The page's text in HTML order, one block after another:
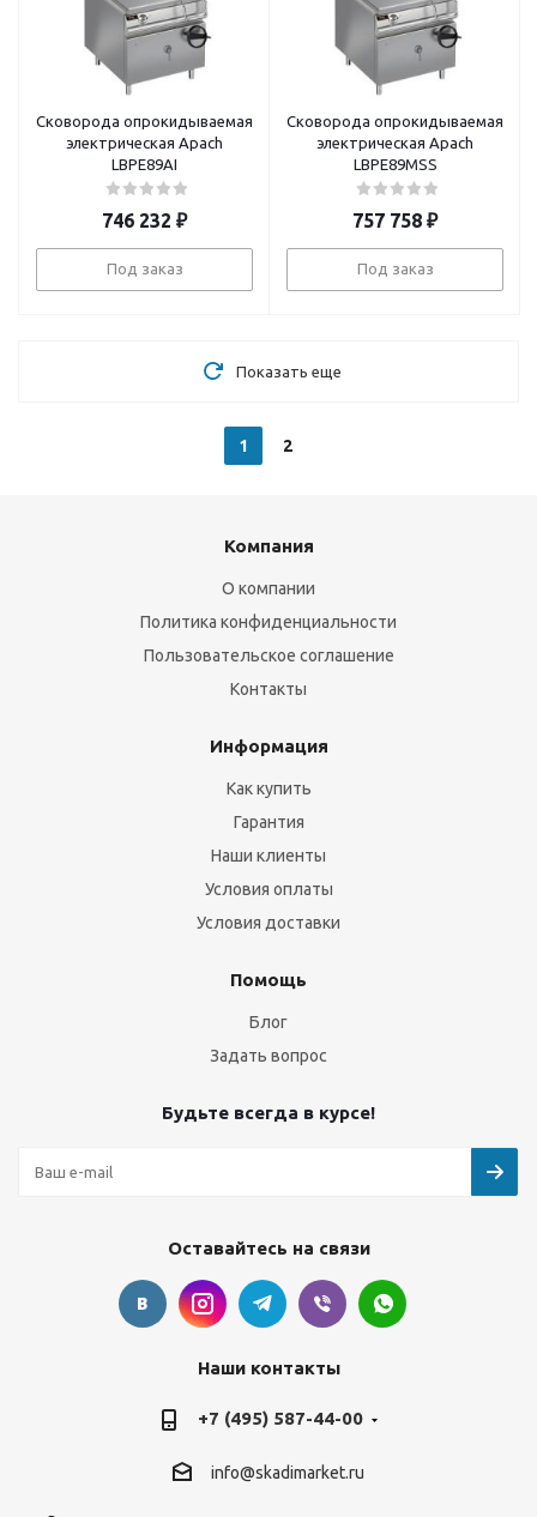
Сковорода опрокидываемая
электрическая Apach
LBPE89AI
746 232 ₽
Под заказ
Сковорода опрокидываемая
электрическая Apach
LBPE89MSS
757 758 ₽
Под заказ
Показать еще
1 2
Компания
О компании
Политика конфиденциальности
Пользовательское соглашение
Контакты
Информация
Как купить
Гарантия
Наши клиенты
Условия оплаты
Условия доставки
Помощь
Блог
Задать вопрос
Будьте всегда в курсе!
Оставайтесь на связи
Наши контакты
+7 (495) 587-44-00
info@skadimarket.ru